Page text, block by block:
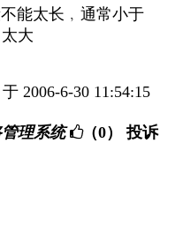
能太长﹐通常小于
大
2006-6-30 11:54:15
管理系统 （0） 投诉